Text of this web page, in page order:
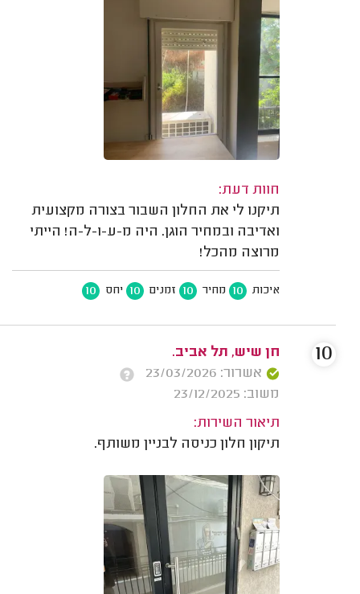
חוות דעת:
תיקנו לי את החלון השבור בצורה מקצועית
ואדיבה ובמחיר הוגן. היה מ-ע-ו-ל-ה! הייתי
מרוצה מהכל!
איכות 10 מחיר 10 זמנים 10 יחס 10
חן שיש, תל אביב.
אשרור: 23/03/2026
משוב: 23/12/2025
תיאור השירות:
תיקון חלון כניסה לבניין משותף.
10